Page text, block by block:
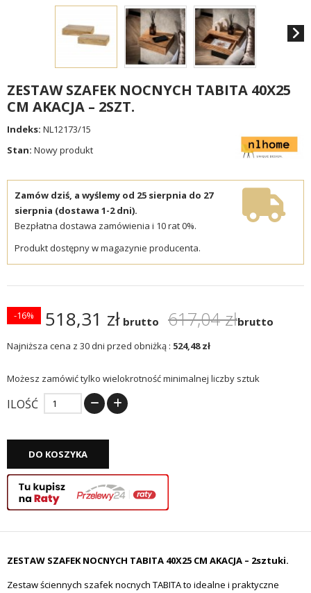
ZESTAW SZAFEK NOCNYCH TABITA 40X25
CM AKACJA – 2SZT.
Indeks: NL12173/15
Stan: Nowy produkt
Zamów dziś, a wyślemy od 25 sierpnia do 27
sierpnia (dostawa 1-2 dni).
Bezpłatna dostawa zamówienia i 10 rat 0%.
Produkt dostępny w magazynie producenta.
518,31 zł brutto 617,04 złbrutto
-16%
Najniższa cena z 30 dni przed obniżką : 524,48 zł
Możesz zamówić tylko wielokrotność minimalnej liczby sztuk
ILOŚĆ
DO KOSZYKA
ZESTAW SZAFEK NOCNYCH TABITA 40X25 CM AKACJA – 2sztuki.
Zestaw ściennych szafek nocnych TABITA to idealne i praktyczne